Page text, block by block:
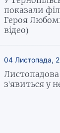
показали
Героя
відео)
04 Листопада,
з'явиться у